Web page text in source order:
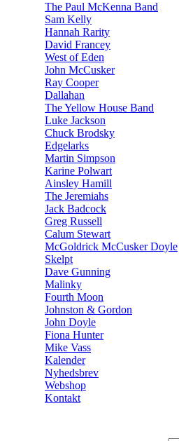
The Paul McKenna Band
Sam Kelly
Hannah Rarity
David Francey
West of Eden
John McCusker
Ray Cooper
Dallahan
The Yellow House Band
Luke Jackson
Chuck Brodsky
Edgelarks
Martin Simpson
Karine Polwart
Ainsley Hamill
The Jeremiahs
Jack Badcock
Greg Russell
Calum Stewart
McGoldrick McCusker Doyle
Skelpt
Dave Gunning
Malinky
Fourth Moon
Johnston & Gordon
John Doyle
Fiona Hunter
Mike Vass
Kalender
Nyhedsbrev
Webshop
Kontakt